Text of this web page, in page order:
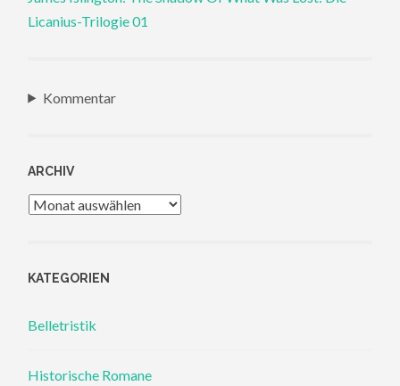
Licanius-Trilogie 01
Kommentar
ARCHIV
Archiv
KATEGORIEN
Belletristik
Historische Romane